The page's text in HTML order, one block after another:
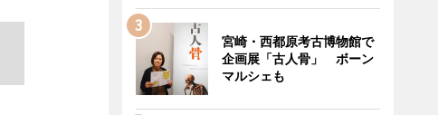
宮崎・西都原考古博物館で
企画展「古人骨」 ボーン
マルシェも